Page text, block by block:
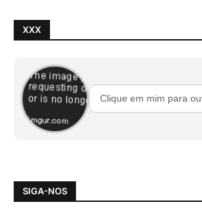
XXX
Clique em mim para
SIGA-NOS